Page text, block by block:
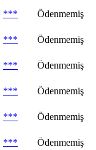
***
Ödenmemiş
***
Ödenmemiş
***
Ödenmemiş
***
Ödenmemiş
***
Ödenmemiş
***
Ödenmemiş